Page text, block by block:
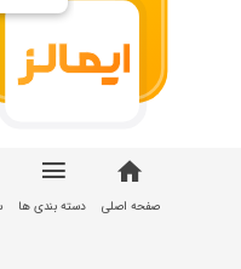
صفحه اصلی دسته بندی ها
تمامی مطالب، عکس ها